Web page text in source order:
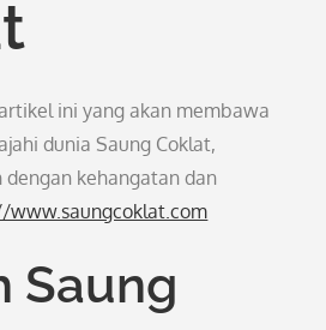
ini yang akan membawa
dunia Saung Coklat,
kehangatan dan
www.saungcoklat.com
Saung